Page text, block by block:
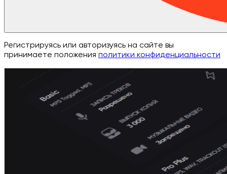
Регистрируясь или авторизуясь на сайте вы
принимаете положения политики конфиденциальности